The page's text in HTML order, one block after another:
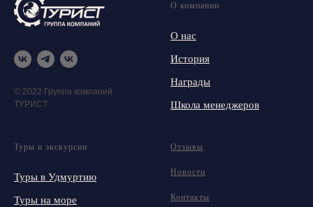
© 2022 Группа компаний
ТУРИСТ
О компании
О нас
История
Награды
Школа менеджеров
Туры и экскурсии
Туры в Удмуртию
Туры на море
Отзывы
Новости
Контакты